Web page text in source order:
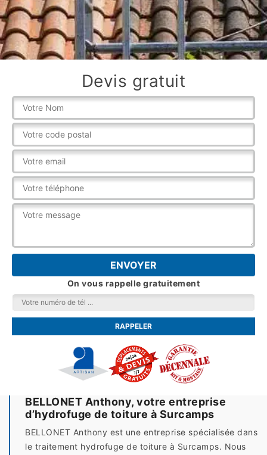
Devis gratuit
On vous rappelle gratuitement
BELLONET Anthony, votre entreprise
d’hydrofuge de toiture à Surcamps
BELLONET Anthony est une entreprise spécialisée dans
le traitement hydrofuge de toiture à Surcamps. Nous